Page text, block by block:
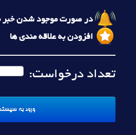
در صورت موجود شدن خبر
افزودن به علاقه مندی ها
تعداد درخواست: